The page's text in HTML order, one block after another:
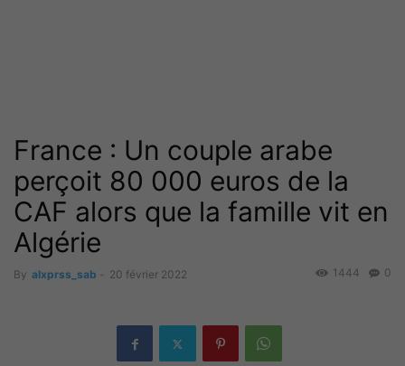
France : Un couple arabe
perçoit 80 000 euros de la
CAF alors que la famille vit en
Algérie
By alxprss_sab - 20 février 2022 0
1444